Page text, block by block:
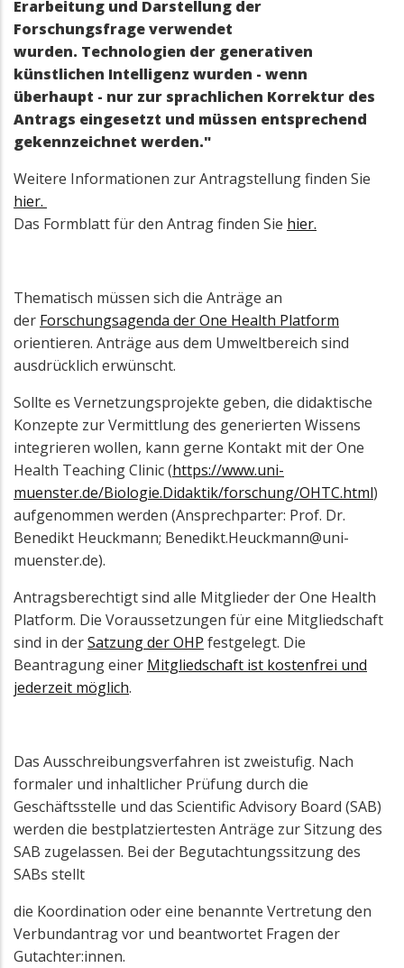
Erarbeitung und Darstellung der
Forschungsfrage verwendet
wurden. Technologien der generativen
künstlichen Intelligenz wurden - wenn
überhaupt - nur zur sprachlichen Korrektur des
Antrags eingesetzt und müssen entsprechend
gekennzeichnet werden."
Weitere Informationen zur Antragstellung finden Sie
hier.
Das Formblatt für den Antrag finden Sie hier.
Thematisch müssen sich die Anträge an
der Forschungsagenda der One Health Platform
orientieren. Anträge aus dem Umweltbereich sind
ausdrücklich erwünscht.
Sollte es Vernetzungsprojekte geben, die didaktische
Konzepte zur Vermittlung des generierten Wissens
integrieren wollen, kann gerne Kontakt mit der One
Health Teaching Clinic (https://www.uni-
muenster.de/Biologie.Didaktik/forschung/OHTC.html)
aufgenommen werden (Ansprechparter: Prof. Dr.
Benedikt Heuckmann; Benedikt.Heuckmann@uni-
muenster.de).
Antragsberechtigt sind alle Mitglieder der One Health
Platform. Die Voraussetzungen für eine Mitgliedschaft
sind in derSatzung der OHP festgelegt. Die
Beantragung einer Mitgliedschaft ist kostenfrei und
jederzeit möglich.
Das Ausschreibungsverfahren ist zweistufig. Nach
formaler und inhaltlicher Prüfung durch die
Geschäftsstelle und das Scientific Advisory Board (SAB)
werden die bestplatziertesten Anträge zur Sitzung des
SAB zugelassen. Bei der Begutachtungssitzung des
SABs stellt
die Koordination oder eine benannte Vertretung den
Verbundantrag vor und beantwortet Fragen der
Gutachter:innen.